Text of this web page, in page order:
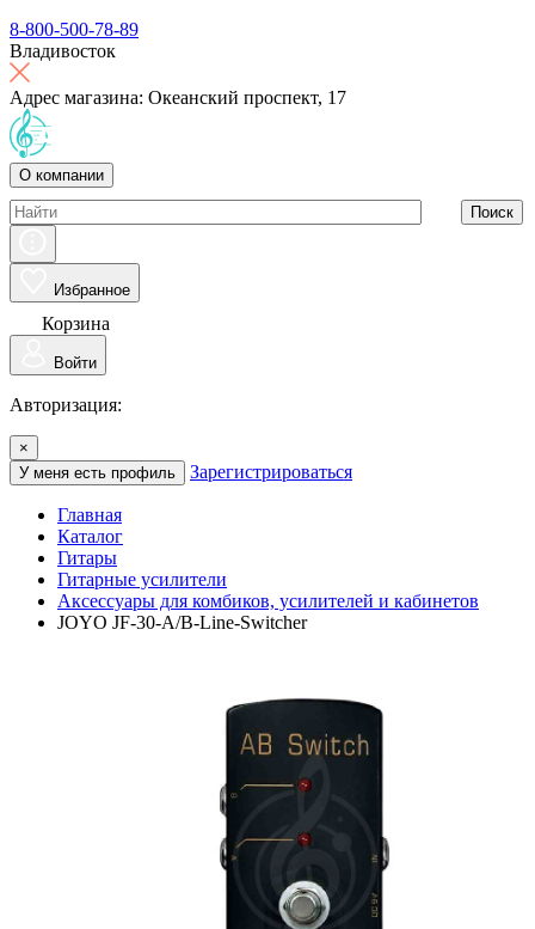
8-800-500-78-89
Владивосток
Адрес магазина: Океанский проспект, 17
О компании
Поиск
Избранное
Корзина
Войти
Авторизация:
×
У меня есть профиль
Зарегистрироваться
Главная
Каталог
Гитары
Гитарные усилители
Аксессуары для комбиков, усилителей и кабинетов
JOYO JF-30-A/B-Line-Switcher